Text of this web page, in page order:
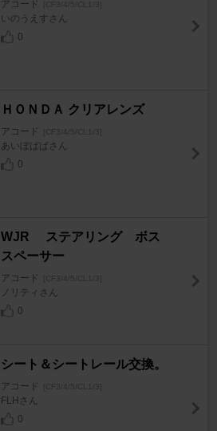
アコード [CF3/4/5/CL1/3]
いのうえすさん
0
ＨＯＮＤＡ クリアレンズ
アコード [CF3/4/5/CL1/3]
あいぼぱぱさん
0
WJR ステアリング ボス
スペーサー
アコード [CF3/4/5/CL1/3]
ノリティさん
0
シート＆シートレール交換。
アコード [CF3/4/5/CL1/3]
FLHさん
0